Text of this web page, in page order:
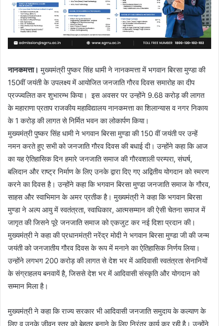
नानकमत्ता।मुख्यमंत्री पुष्कर सिंह धामी ने नानकमत्ता में भगवान बिरसा मुण्डा की
150वीं जयंती के उपलक्ष्य में आयोजित जनजाति गौरव दिवस समारोह का दीप
प्रज्ज्वलित कर शुभारम्भ किया। इस अवसर पर उन्होंने 9.68 करोड़ की लागत
के महाराणा प्रताप राजकीय महाविद्यालय नानकमत्ता का शिलान्यास व नगर निकाय
के 1 करोड़ की लागत से निर्मित भवन का लोकार्पण किया।
मुख्यमंत्री पुष्कर सिंह धामी ने भगवान बिरसा मुण्डा की 150 वीं जयंती पर उन्हें
नमन करते हुए सभी को जनजाति गौरव दिवस की बधाई दी। उन्होंने कहा कि आज
का यह ऐतिहासिक दिन हमारे जनजाति समाज की गौरवशाली परम्परा, संघर्ष,
बलिदान और राष्ट्र निर्माण के लिए उनके द्वारा दिए गए अद्वितीय योगदान को स्मरण
करने का दिवस है। उन्होंने कहा कि भगवान बिरसा मुण्डा जनजाति समाज के गौरव,
साहस और स्वाभिमान के अमर प्रतीक है। मुख्यमंत्री ने कहा कि भगवान बिरसा
मुण्डा ने अल्प आयु में स्वतंत्रता, स्वाधिकार, आत्मसम्मान की ऐसी चेतना समाज में
जागृत की जिसने पूरे जनजाति समाज को एकजुट कर नई दिशा प्रदान की।
मुख्यमंत्री ने कहा की प्रधानमंत्री नरेंद्र मोदी ने भगवान बिरसा मुण्डा जी की जन्म
जयंती को जनजातीय गौरव दिवस के रूप में मनाने का ऐतिहासिक निर्णय लिया।
उन्होंने लगभग 200 करोड़ की लागत से देश भर में आदिवासी स्वतंत्रता सेनानियों
के संग्राहलय बनवायें है, जिससे देश भर में आदिवासी संस्कृति और योगदान को
सम्मान मिला है।
मुख्यमंत्री ने कहा कि राज्य सरकार भी आदिवासी जनजाति समुदाय के कल्याण के
लिए व उनके जीवन स्तर को बेहतर बनाने के लिए निरंतर कार्य कर रही है। उन्होंने